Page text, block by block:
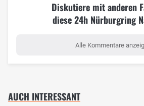
Diskutiere mit anderen
diese 24h Nürburgring
Alle Kommentare
AUCH INTERESSANT